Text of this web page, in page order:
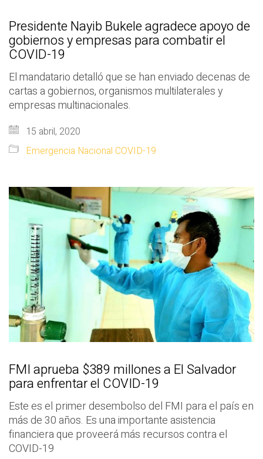
Presidente Nayib Bukele agradece apoyo de
gobiernos y empresas para combatir el
COVID-19
El mandatario detalló que se han enviado decenas de
cartas a gobiernos, organismos multilaterales y
empresas multinacionales.
15 abril, 2020
Emergencia Nacional COVID-19
FMI aprueba $389 millones a El Salvador
para enfrentar el COVID-19
Este es el primer desembolso del FMI para el país en
más de 30 años. Es una importante asistencia
financiera que proveerá más recursos contra el
COVID-19